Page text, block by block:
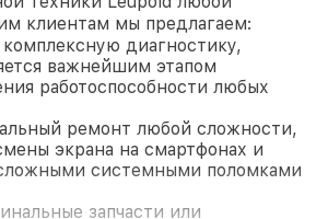
клиентам мы предлагаем:
диагностику,
важнейшим этапом
работоспособности любых
ремонт любой сложности,
экрана на смартфонах и
сложными системными поломками
запчасти или